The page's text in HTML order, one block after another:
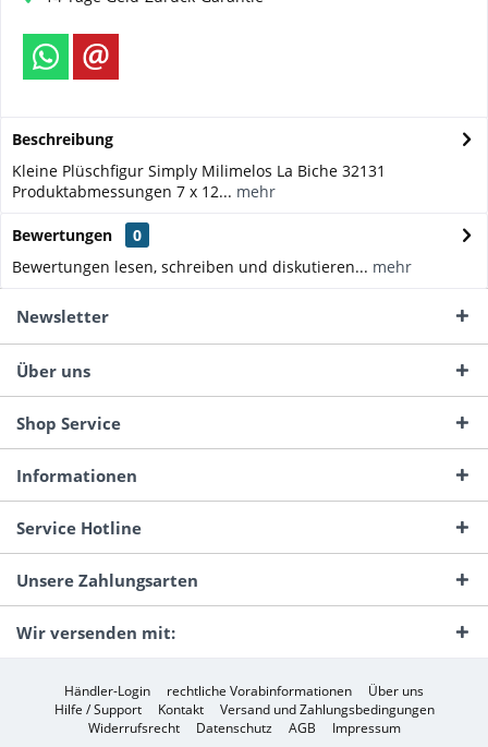
Beschreibung
Kleine Plüschfigur Simply Milimelos La Biche 32131
Produktabmessungen ‎7 x 12... mehr
Bewertungen
0
Bewertungen lesen, schreiben und diskutieren... mehr
Newsletter
Über uns
Shop Service
Informationen
Service Hotline
Unsere Zahlungsarten
Wir versenden mit:
Händler-Login rechtliche Vorabinformationen
Über uns
Hilfe / Support
Kontakt
Versand und Zahlungsbedingungen
Widerrufsrecht
Datenschutz AGB Impressum